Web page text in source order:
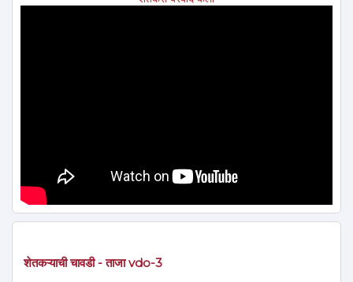
शेतकऱ्याची चावडी - ताजा vdo-3